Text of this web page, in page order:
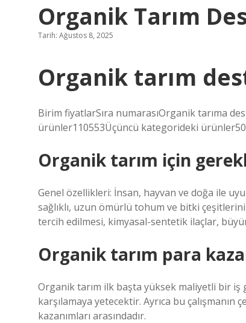
Organik Tarım
Tarih: Ağustos 8, 2025
Organik tarım
Birim fiyatlar​Sıra numarasıOrganik tarıma
ürünler110553Üçüncü kategorideki
Organik tarım için
Genel özellikleri: İnsan, hayvan ve doğa ile
sağlıklı, uzun ömürlü tohum ve bitki
tercih edilmesi, kimyasal-sentetik ilaçlar,
Organik tarım para
Organik tarım ilk başta yüksek maliyetli bir iş
karşılamaya yetecektir. Ayrıca bu çalışmanın
kazanımları arasındadır.